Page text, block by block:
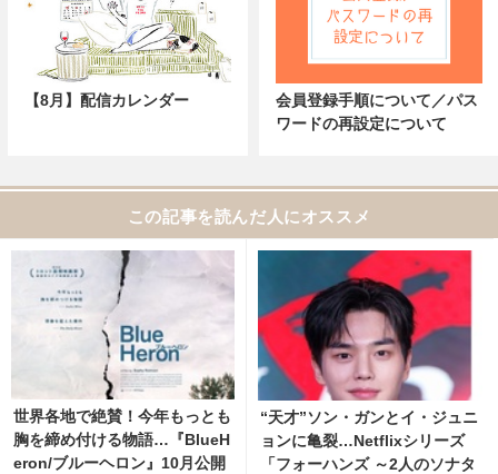
【8月】配信カレンダー
会員登録手順について／パス
ワードの再設定について
この記事を読んだ人にオススメ
世界各地で絶賛！今年もっとも
胸を締め付ける物語…『BlueH
eron/ブルーヘロン』10月公開
“天才”ソン・ガンとイ・ジュニ
ョンに亀裂…Netflixシリーズ
「フォーハンズ ～2人のソナタ